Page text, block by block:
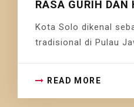
RASA GURIH DAN
Kota Solo dikenal
tradisional di Pulau
READ MORE